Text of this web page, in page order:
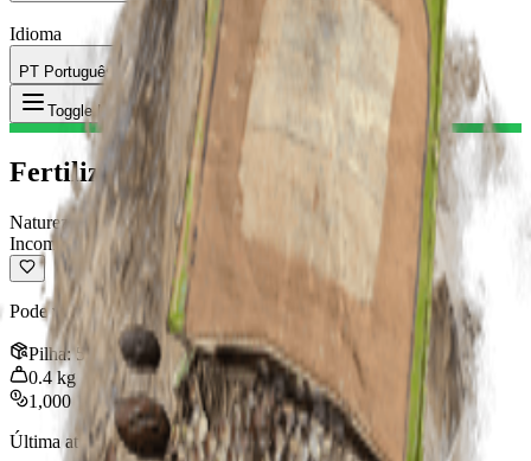
Idioma
PT Português
Toggle Menu Item Fertilizante
Fertilizante
Natureza
Incomum
Pode valer algumas moedas.
Pilha:5
0.4kg
1,000
Última atualização
Jan 09, 2026